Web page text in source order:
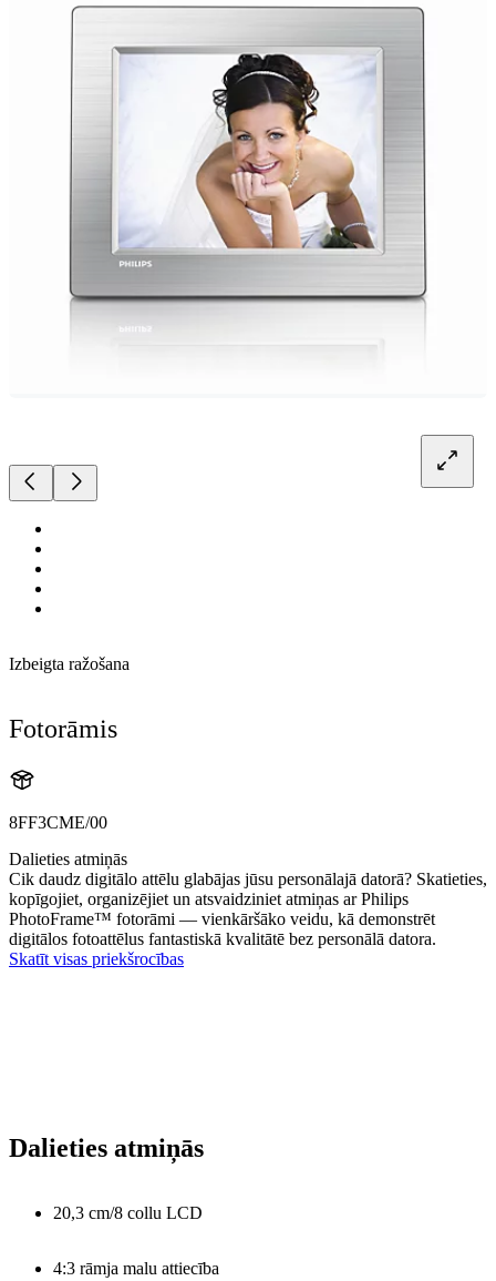
Izbeigta ražošana
Fotorāmis
8FF3CME/00
Dalieties atmiņās
Cik daudz digitālo attēlu glabājas jūsu personālajā datorā? Skatieties,
kopīgojiet, organizējiet un atsvaidziniet atmiņas ar Philips
PhotoFrame™ fotorāmi — vienkāršāko veidu, kā demonstrēt
digitālos fotoattēlus fantastiskā kvalitātē bez personālā datora.
Skatīt visas priekšrocības
Dalieties atmiņās
20,3 cm/8 collu LCD
4:3 rāmja malu attiecība